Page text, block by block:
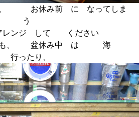
お休み前 に なってしま
う
ンジ して ください
も、 盆休み中 は 海
行ったり、